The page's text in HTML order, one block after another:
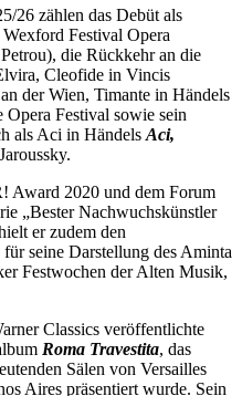
26 zählen das Debüt als
Festival Opera
die Rückkehr an die
Cleofide in Vincis
der Wien, Timante in Händels
Festival sowie sein
als Aci in Händels Aci,
Award 2020 und dem Forum
„Bester Nachwuchskünstler
er zudem den
seine Darstellung des Aminta
Festwochen der Alten Musik,
Classics veröffentlichte
Roma Travestita, das
Sälen von Versailles
Aires präsentiert wurde. Sein